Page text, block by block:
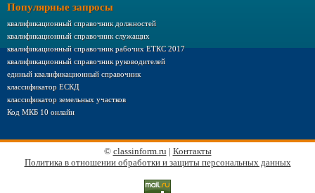
Популярные запросы
квалификационный справочник должностей
квалификационный справочник служащих
квалификационный справочник рабочих ЕТКС 2017
квалификационный справочник руководителей
единый квалификационный справочник
классификатор ЕСКД
классификатор земельных участков
Код МКБ 10 онлайн
© classinform.ru | Контакты
Политика в отношении обработки и защиты персональных данных